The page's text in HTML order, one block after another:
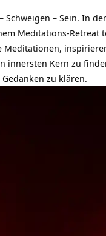
Schweigen – Sein. In
Meditations-Retreat
Meditationen,
innersten Kern zu
zu klären.